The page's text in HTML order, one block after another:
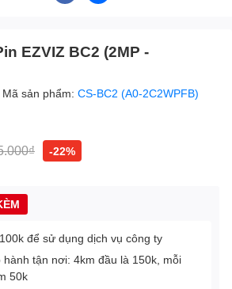
EZVIZ BC2 (2MP -
Mã sản phẩm: CS-BC2 (A0-2C2WPFB)
-22%
để sử dụng dịch vụ công ty
hành tận nơi: 4km đầu là 150k, mỗi
50k